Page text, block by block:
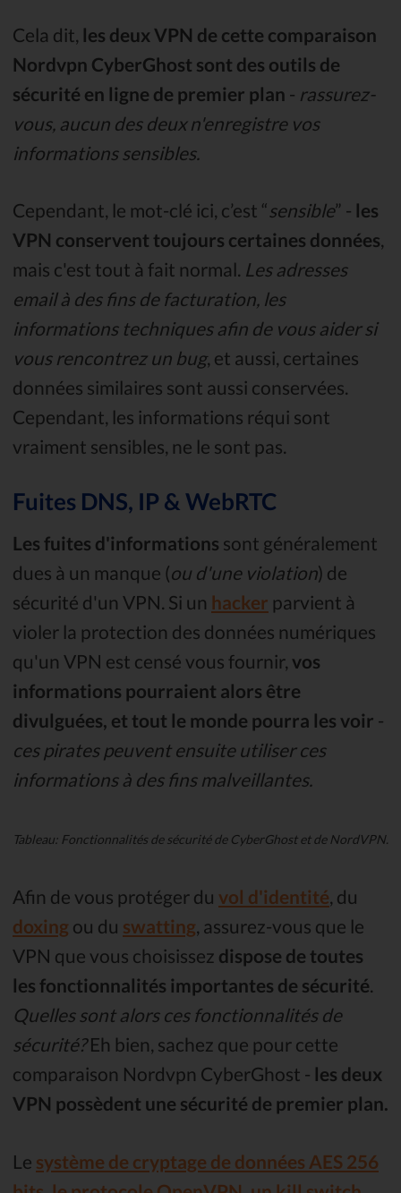
Cela dit, les deux VPN de cette comparaison
Nordvpn CyberGhost sont des outils de
sécurité en ligne de premier plan - rassurez-
vous, aucun des deux n'enregistre vos
informations sensibles.
Cependant, le mot-clé ici, c’est “ sensible” - les
VPN conservent toujours certaines données
mais c'est tout à fait normal. Les adresses
email à des fins de facturation, les
informations techniques afin de vous aider si
vous rencontrez un bug, et aussi, certaines
données similaires sont aussi conservées.
Cependant, les informations réqui sont
vraiment sensibles, ne le sont pas.
Fuites DNS, IP & WebRTC
Les fuites d'informations sont généralement
dues à un manque (ou d'une violation) de
sécurité d'un VPN. Si un hacker parvient à
violer la protection des données numériques
qu'un VPN est censé vous fournir, vos
informations pourraient alors être
divulguées, et tout le monde pourra les voir -
ces pirates peuvent ensuite utiliser ces
informations à des fins malveillantes.
Tableau: Fonctionnalités de sécurité de CyberGhost et de NordVPN.
Afin de vous protéger du vol d'identité, du
doxing ou du swatting, assurez-vous que le
VPN que vous choisissez dispose de toutes
les fonctionnalités importantes de sécurité.
Quelles sont alors ces fonctionnalités de
sécurité?Eh bien, sachez que pour cette
comparaison Nordvpn CyberGhost - les deux
VPN possèdent une sécurité de premier plan.
Le système de cryptage de données AES 256